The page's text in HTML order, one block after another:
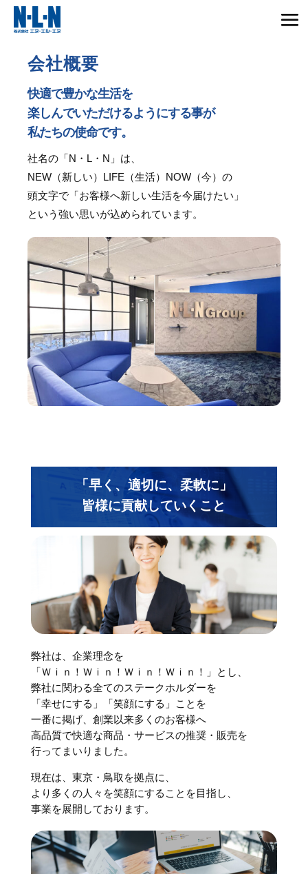
会社概要
快適で豊かな生活を
楽しんでいただけるようにする事が
私たちの使命です。
社名の「N・L・N」は、
NEW（新しい）LIFE（生活）NOW（今）の
頭文字で「お客様へ新しい生活を今届けたい」
という強い思いが込められています。
「早く、適切に、柔軟に」
皆様に貢献していくこと
弊社は、企業理念を
「Ｗｉｎ！Ｗｉｎ！Ｗｉｎ！Ｗｉｎ！」とし、
弊社に関わる全てのステークホルダーを
「幸せにする」「笑顔にする」ことを
一番に掲げ、創業以来多くのお客様へ
高品質で快適な商品・サービスの推奨・販売を
行ってまいりました。
現在は、東京・鳥取を拠点に、
より多くの人々を笑顔にすることを目指し、
事業を展開しております。